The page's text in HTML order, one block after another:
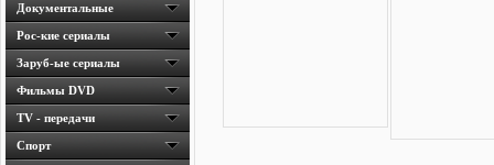
Документальные
Рос-кие сериалы
Заруб-ые сериалы
Фильмы DVD
TV - передачи
Спорт